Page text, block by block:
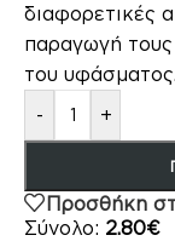
διαφορετικές
παραγωγή τους
του υφάσματος.
-
+
Προσθήκη
Σύνολο: 2.80€